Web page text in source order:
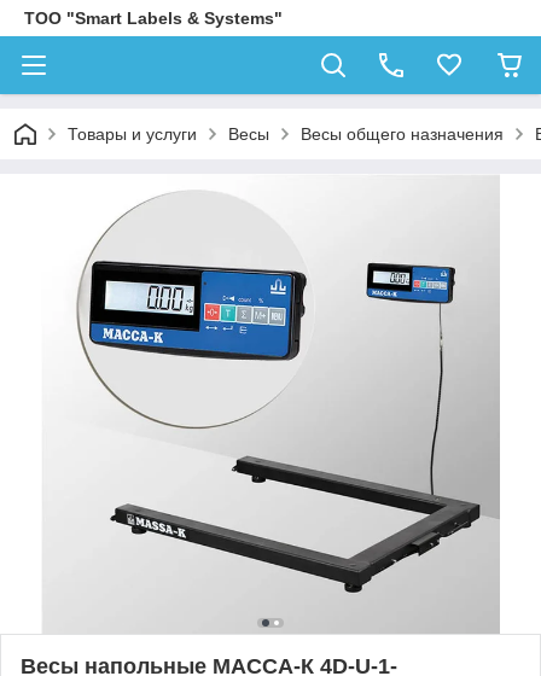
ТОО "Smart Labels & Systems"
Товары и услуги Весы Весы общего назначения
Весы напольные МАССА-К 4D-U-1-